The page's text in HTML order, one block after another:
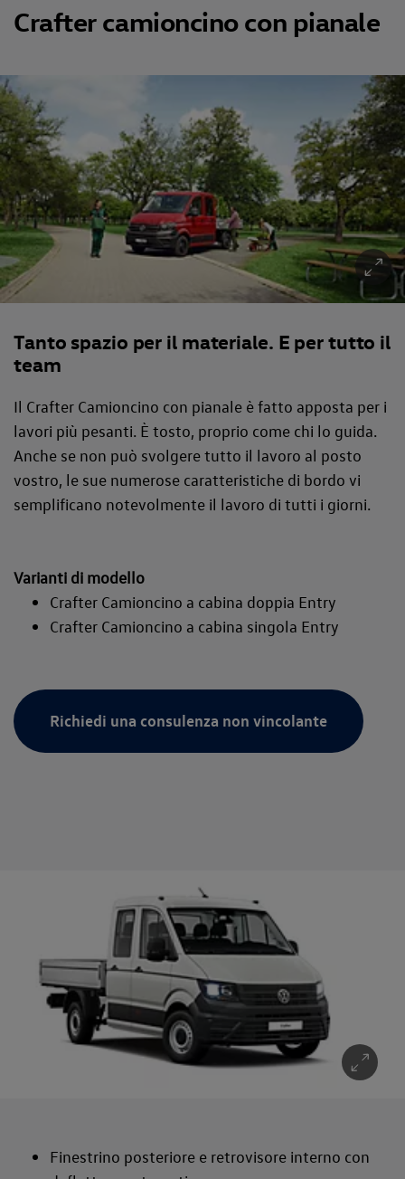
Crafter camioncino con pianale
Tanto spazio per il materiale. E per tutto il
team
Il Crafter Camioncino con pianale è fatto apposta per i
lavori più pesanti. È tosto, proprio come chi lo guida.
Anche se non può svolgere tutto il lavoro al posto
vostro, le sue numerose caratteristiche di bordo vi
semplificano notevolmente il lavoro di tutti i giorni.
Varianti di modello
Crafter Camioncino a cabina doppia Entry
Crafter Camioncino a cabina singola Entry
Richiedi una consulenza non vincolante
Finestrino posteriore e retrovisore interno con